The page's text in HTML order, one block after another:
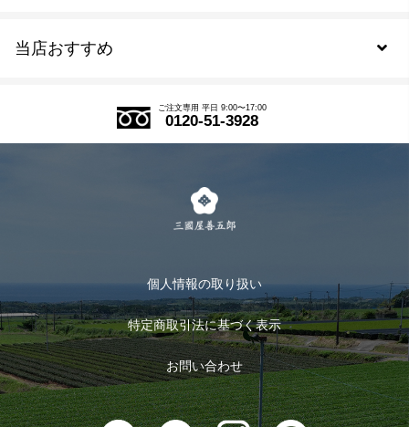
当店おすすめ
式部の香りシリーズ
お茶のギフト
おすすめのお茶
お茶に合うスイーツ
会員規約について
ログイン
ログアウト
ご注文専用 平日 9:00〜17:00
0120-51-3928
個人情報の取り扱い
特定商取引法に基づく表示
お問い合わせ